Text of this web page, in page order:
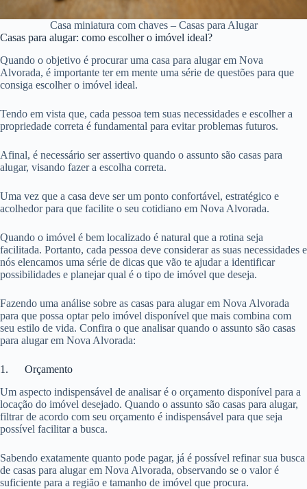
Casa miniatura com chaves – Casas para Alugar
Casas para alugar: como escolher o imóvel ideal?
Quando o objetivo é procurar uma casa para alugar em Nova
Alvorada, é importante ter em mente uma série de questões para que
consiga escolher o imóvel ideal.
Tendo em vista que, cada pessoa tem suas necessidades e escolher a
propriedade correta é fundamental para evitar problemas futuros.
Afinal, é necessário ser assertivo quando o assunto são casas para
alugar, visando fazer a escolha correta.
Uma vez que a casa deve ser um ponto confortável, estratégico e
acolhedor para que facilite o seu cotidiano em Nova Alvorada.
Quando o imóvel é bem localizado é natural que a rotina seja
facilitada. Portanto, cada pessoa deve considerar as suas necessidades e
nós elencamos uma série de dicas que vão te ajudar a identificar
possibilidades e planejar qual é o tipo de imóvel que deseja.
Fazendo uma análise sobre as casas para alugar em Nova Alvorada
para que possa optar pelo imóvel disponível que mais combina com
seu estilo de vida. Confira o que analisar quando o assunto são casas
para alugar em Nova Alvorada:
1. Orçamento
Um aspecto indispensável de analisar é o orçamento disponível para a
locação do imóvel desejado. Quando o assunto são casas para alugar,
filtrar de acordo com seu orçamento é indispensável para que seja
possível facilitar a busca.
Sabendo exatamente quanto pode pagar, já é possível refinar sua busca
de casas para alugar em Nova Alvorada, observando se o valor é
suficiente para a região e tamanho de imóvel que procura.